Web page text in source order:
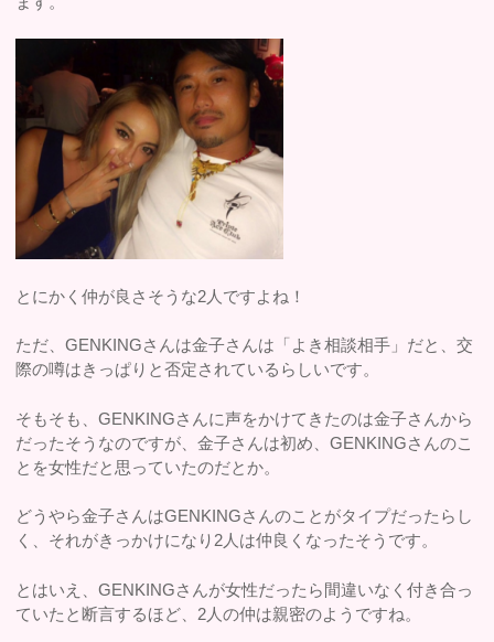
とにかく仲が良さそうな2人ですよね！
ただ、GENKINGさんは金子さんは「よき相談相手」だと、交
際の噂はきっぱりと否定されているらしいです。
そもそも、GENKINGさんに声をかけてきたのは金子さんから
だったそうなのですが、金子さんは初め、GENKINGさんのこ
とを女性だと思っていたのだとか。
どうやら金子さんはGENKINGさんのことがタイプだったらし
く、それがきっかけになり2人は仲良くなったそうです。
とはいえ、GENKINGさんが女性だったら間違いなく付き合っ
ていたと断言するほど、2人の仲は親密のようですね。